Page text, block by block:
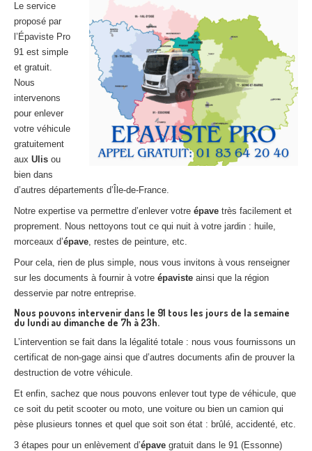
Le service
proposé par
l’Épaviste Pro
91 est simple
et gratuit.
Nous
intervenons
pour enlever
votre véhicule
gratuitement
aux Ulis ou
bien dans
d’autres départements d’Île-de-France.
Notre expertise va permettre d’enlever votre épave très facilement et
proprement. Nous nettoyons tout ce qui nuit à votre jardin : huile,
morceaux d’épave, restes de peinture, etc.
Pour cela, rien de plus simple, nous vous invitons à vous renseigner
sur les documents à fournir à votre épaviste ainsi que la région
desservie par notre entreprise.
Nous pouvons intervenir dans le 91 tous les jours de la semaine
du lundi au dimanche de 7h à 23h.
L’intervention se fait dans la légalité totale : nous vous fournissons un
certificat de non-gage ainsi que d’autres documents afin de prouver la
destruction de votre véhicule.
Et enfin, sachez que nous pouvons enlever tout type de véhicule, que
ce soit du petit scooter ou moto, une voiture ou bien un camion qui
pèse plusieurs tonnes et quel que soit son état : brûlé, accidenté, etc.
3 étapes pour un enlèvement d’épave gratuit dans le 91 (Essonne)